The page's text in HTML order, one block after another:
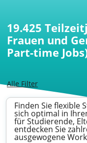
Alle Filter
19.425
Frauen und
Part-time
Finden Sie flexible
sich optimal in
für Studierende,
entdecken Sie
ausgewogene